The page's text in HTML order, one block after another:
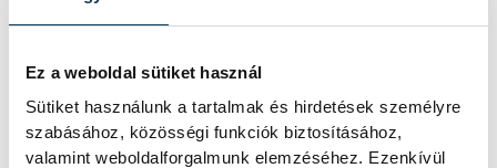
Ez a weboldal sütiket használ
Sütiket használunk a tartalmak és hirdetések személyre
szabásához, közösségi funkciók biztosításához,
valamint weboldalforgalmunk elemzéséhez. Ezenkívül
gyerekvállalás tekintetében.
Az utolsó fontos kritérium pedig a
támogató családi háttér, amelynek
létezését sokszor evidensnek, alapvetőnek